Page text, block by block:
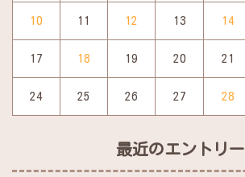
10 11 12 13 14
17 18 19 20 21
24 25 26 27 28
最近のエントリー